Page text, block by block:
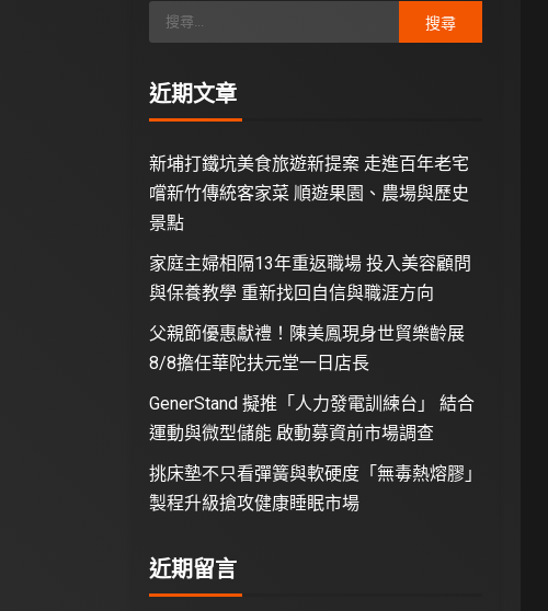
近期文章
新埔打鐵坑美食旅遊新提案 走進百年老宅
嚐新竹傳統客家菜 順遊果園、農場與歷史
景點
家庭主婦相隔13年重返職場 投入美容顧問
與保養教學 重新找回自信與職涯方向
父親節優惠獻禮！陳美鳳現身世貿樂齡展
8/8擔任華陀扶元堂一日店長
GenerStand 擬推「人力發電訓練台」 結合
運動與微型儲能 啟動募資前市場調查
挑床墊不只看彈簧與軟硬度「無毒熱熔膠」
製程升級搶攻健康睡眠市場
近期留言